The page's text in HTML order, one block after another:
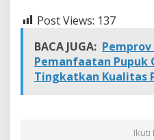
s
a
n
S
i
Post Views: 137
BACA JUGA:
Pemanfaatan Pupuk
Tingkatkan Kualitas
Ikuti